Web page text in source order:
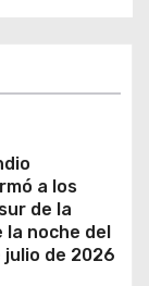
a los
de la
noche del
julio de 2026